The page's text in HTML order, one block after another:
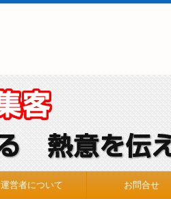
運営者について お問合せ